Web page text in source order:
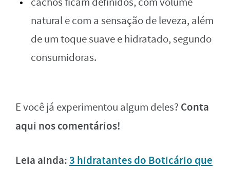
natural e com a sensação de leveza, além
de um toque suave e hidratado, segundo
consumidoras.
E você já experimentou algum deles? Conta
aqui nos comentários!
Leia ainda:3 hidratantes do Boticário que